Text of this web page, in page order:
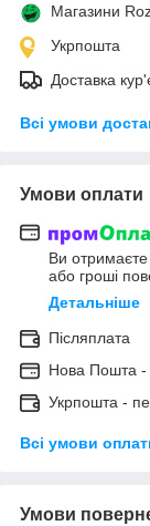
Магазини
Укрпошта
Доставка
Всі умови
Умови оплати
Ви
або гроші
Детальніше
Післяплата
Нова Пошта -
Укрпошта -
Всі умови
Умови